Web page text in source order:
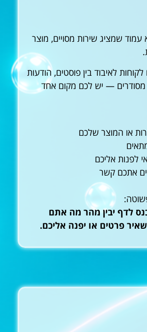
שמציג שירות מסויים, מוצר
לאיבוד בין פוסטים, הודעות
מסודרים — יש לכם מקום אחד
או המוצר שלכם
לפנות אליכם
אתכם קשר
לדף יבין מהר מה אתם
פרטים או יפנה אליכם.